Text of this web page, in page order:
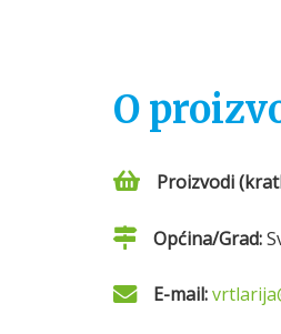
O
Proizvodi
Općina/Grad:
E-mail: